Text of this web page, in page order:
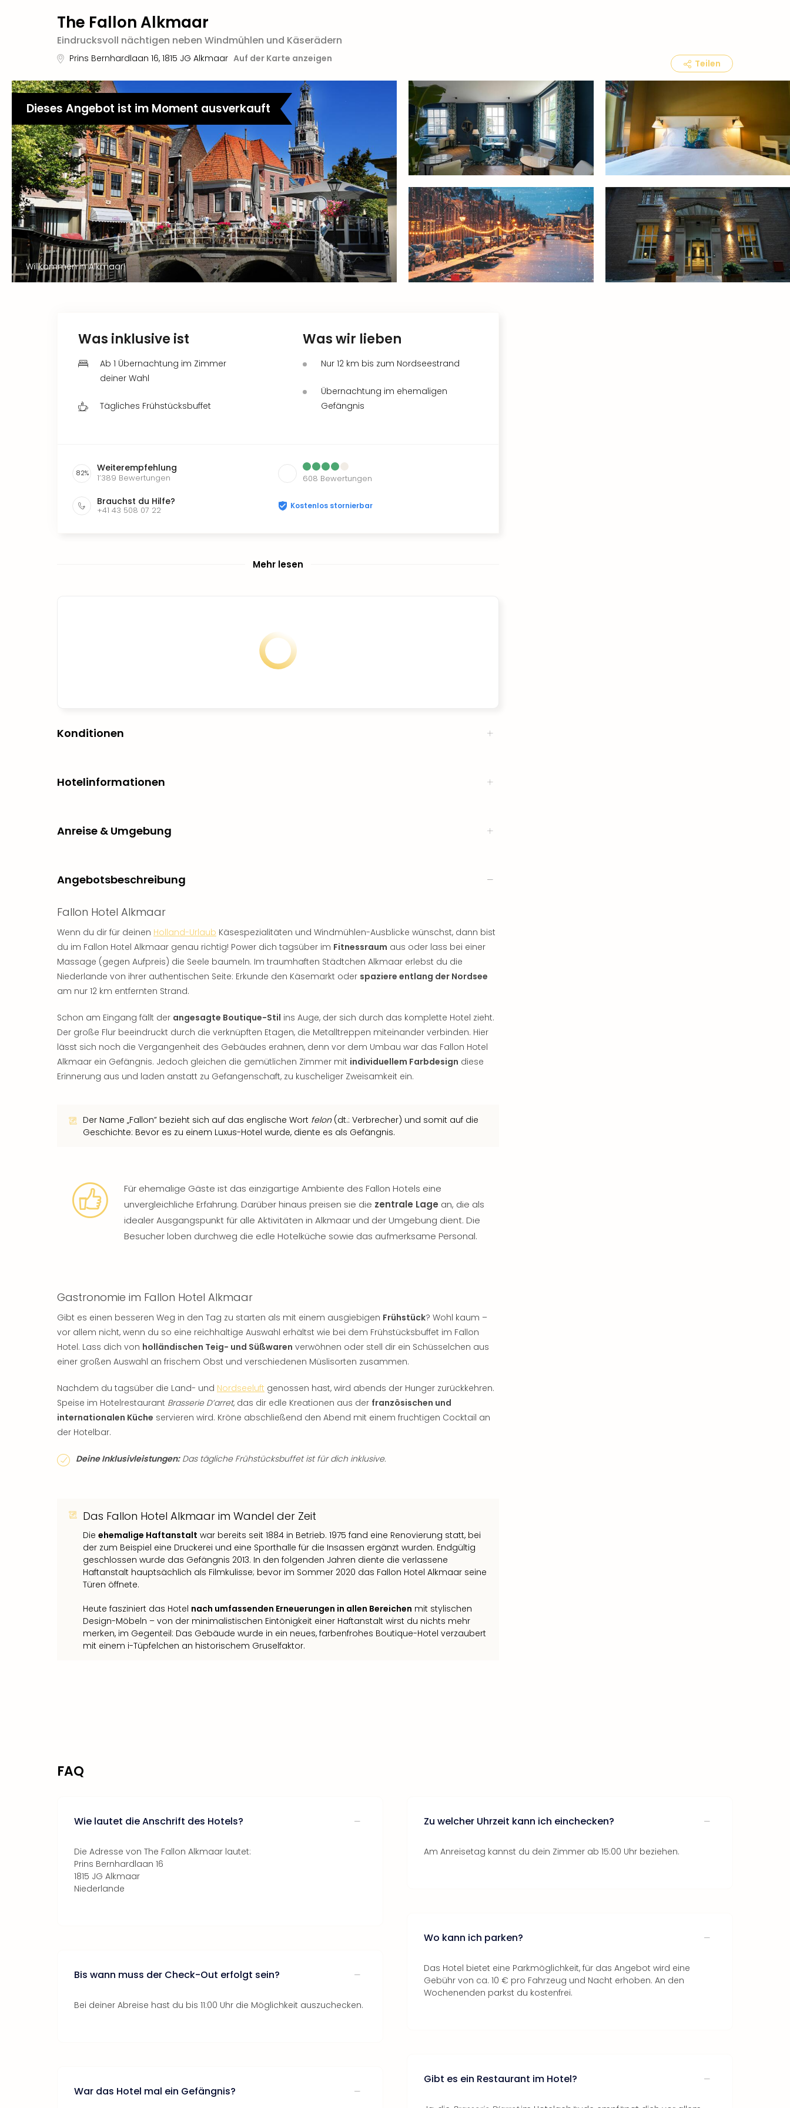
The Fallon Alkmaar
Eindrucksvoll nächtigen neben Windmühlen und Käserädern
Prins Bernhardlaan 16, 1815 JG Alkmaar Auf der Karte anzeigen Teilen
Dieses Angebot ist im Moment ausverkauft
Willkommen in Alkmaar!
Was inklusive ist
Ab 1 Übernachtung im Zimmer
deiner Wahl
Tägliches Frühstücksbuffet
Was wir lieben
Nur 12 km bis zum Nordseestrand
Übernachtung im ehemaligen
Gefängnis
82% Weiterempfehlung
1’389 Bewertungen 608 Bewertungen
Brauchst du Hilfe?
+41 43 508 07 22 Kostenlos stornierbar
Mehr lesen
Konditionen
Hotelinformationen
Anreise & Umgebung
Angebotsbeschreibung
Fallon Hotel Alkmaar
Wenn du dir für deinen Holland-Urlaub Käsespezialitäten und Windmühlen-Ausblicke wünschst, dann bist
du im Fallon Hotel Alkmaar genau richtig! Power dich tagsüber im Fitnessraum aus oder lass bei einer
Massage (gegen Aufpreis) die Seele baumeln. Im traumhaften Städtchen Alkmaar erlebst du die
Niederlande von ihrer authentischen Seite: Erkunde den Käsemarkt oder spaziere entlang der Nordsee
am nur 12 km entfernten Strand.
Schon am Eingang fällt der angesagte Boutique-Stil ins Auge, der sich durch das komplette Hotel zieht.
Der große Flur beeindruckt durch die verknüpften Etagen, die Metalltreppen miteinander verbinden. Hier
lässt sich noch die Vergangenheit des Gebäudes erahnen, denn vor dem Umbau war das Fallon Hotel
Alkmaar ein Gefängnis. Jedoch gleichen die gemütlichen Zimmer mit individuellem Farbdesign diese
Erinnerung aus und laden anstatt zu Gefangenschaft, zu kuscheliger Zweisamkeit ein.
Der Name „Fallon” bezieht sich auf das englische Wort felon (dt.: Verbrecher) und somit auf die
Geschichte: Bevor es zu einem Luxus-Hotel wurde, diente es als Gefängnis.
Für ehemalige Gäste ist das einzigartige Ambiente des Fallon Hotels eine
unvergleichliche Erfahrung. Darüber hinaus preisen sie die zentrale Lage an, die als
idealer Ausgangspunkt für alle Aktivitäten in Alkmaar und der Umgebung dient. Die
Besucher loben durchweg die edle Hotelküche sowie das aufmerksame Personal.
Gastronomie im Fallon Hotel Alkmaar
Gibt es einen besseren Weg in den Tag zu starten als mit einem ausgiebigen Frühstück? Wohl kaum –
vor allem nicht, wenn du so eine reichhaltige Auswahl erhältst wie bei dem Frühstücksbuffet im Fallon
Hotel. Lass dich von holländischen Teig- und Süßwaren verwöhnen oder stell dir ein Schüsselchen aus
einer großen Auswahl an frischem Obst und verschiedenen Müslisorten zusammen.
Nachdem du tagsüber die Land- und Nordseeluft genossen hast, wird abends der Hunger zurückkehren.
Speise im Hotelrestaurant Brasserie D’arret, das dir edle Kreationen aus der französischen und
internationalen Küche servieren wird. Kröne abschließend den Abend mit einem fruchtigen Cocktail an
der Hotelbar.
Deine Inklusivleistungen:Das tägliche Frühstücksbuffet ist für dich inklusive.
Das Fallon Hotel Alkmaar im Wandel der Zeit
Die ehemalige Haftanstalt war bereits seit 1884 in Betrieb. 1975 fand eine Renovierung statt, bei
der zum Beispiel eine Druckerei und eine Sporthalle für die Insassen ergänzt wurden. Endgültig
geschlossen wurde das Gefängnis 2013. In den folgenden Jahren diente die verlassene
Haftanstalt hauptsächlich als Filmkulisse; bevor im Sommer 2020 das Fallon Hotel Alkmaar seine
Türen öffnete.
Heute fasziniert das Hotel nach umfassenden Erneuerungen in allen Bereichen mit stylischen
Design-Möbeln – von der minimalistischen Eintönigkeit einer Haftanstalt wirst du nichts mehr
merken, im Gegenteil: Das Gebäude wurde in ein neues, farbenfrohes Boutique-Hotel verzaubert
mit einem i-Tüpfelchen an historischem Gruselfaktor.
FAQ
Wie lautet die Anschrift des Hotels?
Die Adresse von The Fallon Alkmaar lautet:
Prins Bernhardlaan 16
1815 JG Alkmaar
Niederlande
Bis wann muss der Check-Out erfolgt sein?
Bei deiner Abreise hast du bis 11:00 Uhr die Möglichkeit auszuchecken.
War das Hotel mal ein Gefängnis?
Zu welcher Uhrzeit kann ich einchecken?
Am Anreisetag kannst du dein Zimmer ab 15:00 Uhr beziehen.
Wo kann ich parken?
Das Hotel bietet eine Parkmöglichkeit, für das Angebot wird eine
Gebühr von ca. 10 € pro Fahrzeug und Nacht erhoben. An den
Wochenenden parkst du kostenfrei.
Gibt es ein Restaurant im Hotel?